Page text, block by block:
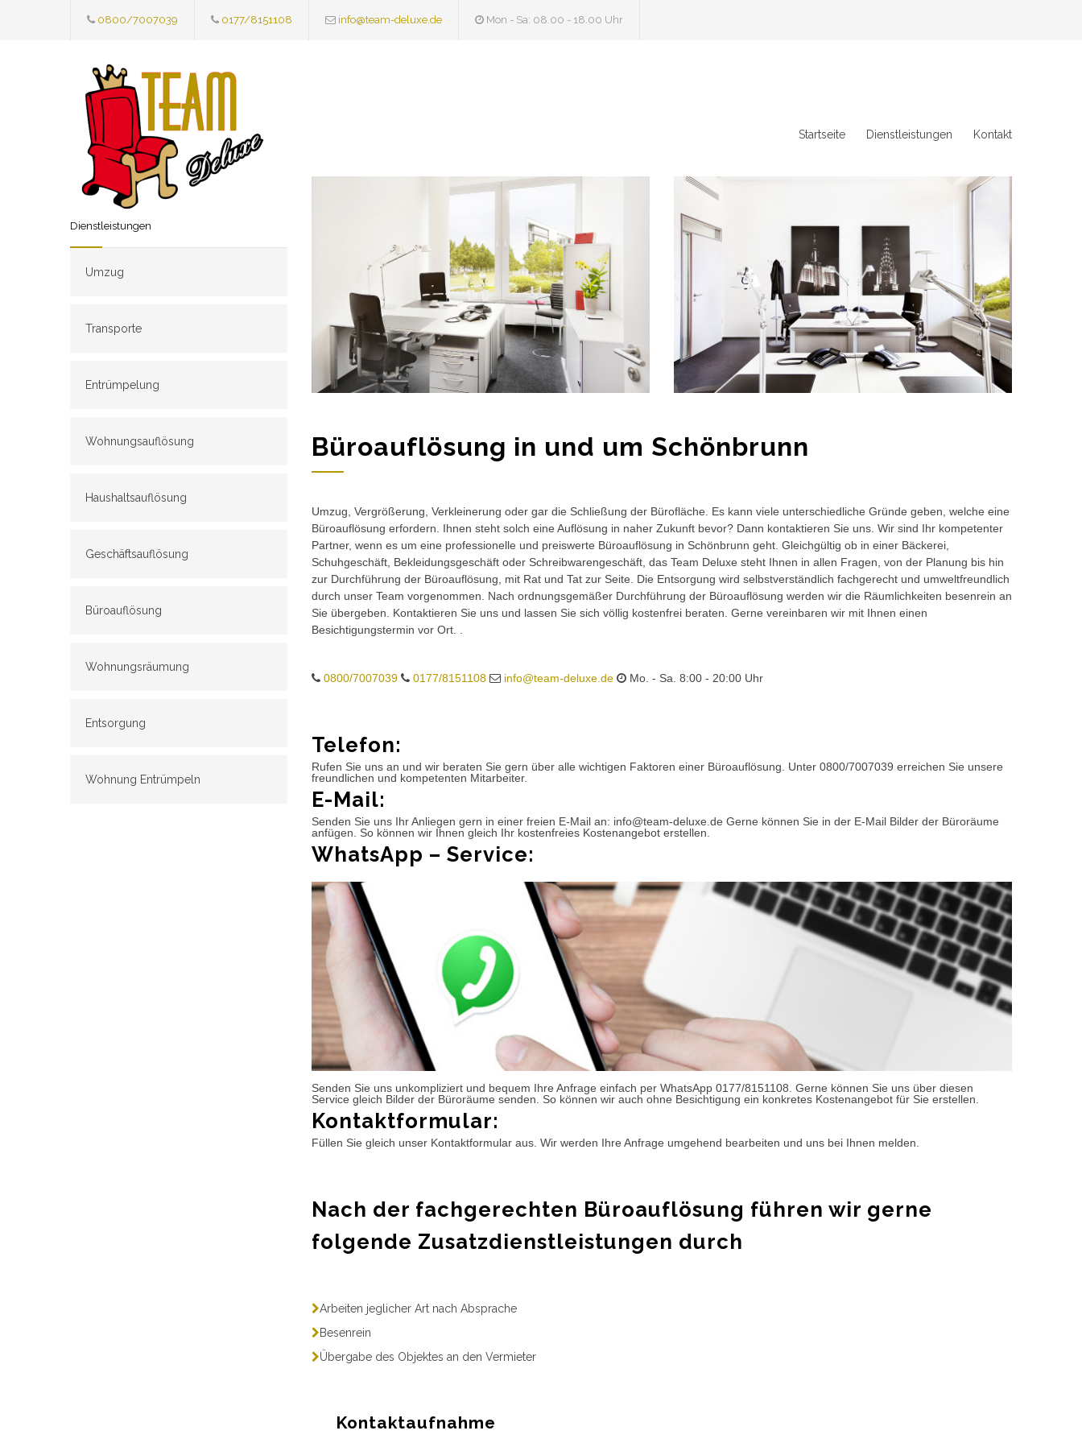
0800/7007039 0177/8151108 info@team-deluxe.de Mon - Sa: 08.00 - 18.00 Uhr
Startseite Dienstleistungen Kontakt
Dienstleistungen
Umzug
Transporte
Entrümpelung
Wohnungsauflösung
Haushaltsauflösung
Geschäftsauflösung
Büroauflösung
Wohnungsräumung
Entsorgung
Wohnung Entrümpeln
Büroauflösung in und um Schönbrunn
Umzug, Vergrößerung, Verkleinerung oder gar die Schließung der Bürofläche. Es kann viele unterschiedliche Gründe geben, welche eine
Büroauflösung erfordern. Ihnen steht solch eine Auflösung in naher Zukunft bevor? Dann kontaktieren Sie uns. Wir sind Ihr kompetenter
Partner, wenn es um eine professionelle und preiswerte Büroauflösung in Schönbrunn geht. Gleichgültig ob in einer Bäckerei,
Schuhgeschäft, Bekleidungsgeschäft oder Schreibwarengeschäft, das Team Deluxe steht Ihnen in allen Fragen, von der Planung bis hin
zur Durchführung der Büroauflösung, mit Rat und Tat zur Seite. Die Entsorgung wird selbstverständlich fachgerecht und umweltfreundlich
durch unser Team vorgenommen. Nach ordnungsgemäßer Durchführung der Büroauflösung werden wir die Räumlichkeiten besenrein an
Sie übergeben. Kontaktieren Sie uns und lassen Sie sich völlig kostenfrei beraten. Gerne vereinbaren wir mit Ihnen einen
Besichtigungstermin vor Ort. .
0800/7007039 0177/8151108 info@team-deluxe.de Mo. - Sa. 8:00 - 20:00 Uhr
Telefon:
Rufen Sie uns an und wir beraten Sie gern über alle wichtigen Faktoren einer Büroauflösung. Unter 0800/7007039 erreichen Sie unsere
freundlichen und kompetenten Mitarbeiter.
E-Mail:
Senden Sie uns Ihr Anliegen gern in einer freien E-Mail an: info@team-deluxe.de Gerne können Sie in der E-Mail Bilder der Büroräume
anfügen. So können wir Ihnen gleich Ihr kostenfreies Kostenangebot erstellen.
WhatsApp – Service:
Senden Sie uns unkompliziert und bequem Ihre Anfrage einfach per WhatsApp 0177/8151108. Gerne können Sie uns über diesen
Service gleich Bilder der Büroräume senden. So können wir auch ohne Besichtigung ein konkretes Kostenangebot für Sie erstellen.
Kontaktformular:
Füllen Sie gleich unser Kontaktformular aus. Wir werden Ihre Anfrage umgehend bearbeiten und uns bei Ihnen melden.
Nach der fachgerechten Büroauflösung führen wir gerne
folgende Zusatzdienstleistungen durch
Arbeiten jeglicher Art nach Absprache
Besenrein
Übergabe des Objektes an den Vermieter
Kontaktaufnahme